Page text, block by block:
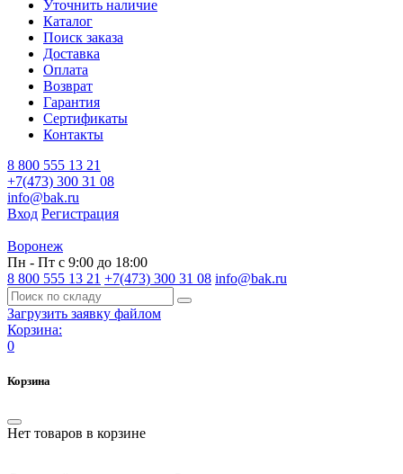
Уточнить наличие
Каталог
Поиск заказа
Доставка
Оплата
Возврат
Гарантия
Сертификаты
Контакты
8 800 555 13 21
+7(473) 300 31 08
info@bak.ru
Вход Регистрация
Воронеж
Пн - Пт с 9:00 до 18:00
8 800 555 13 21 +7(473) 300 31 08 info@bak.ru
Загрузить заявку файлом
Корзина:
0
Корзина
Нет товаров в корзине